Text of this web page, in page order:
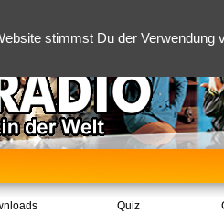
stimmst Du der Verwendung
Quiz